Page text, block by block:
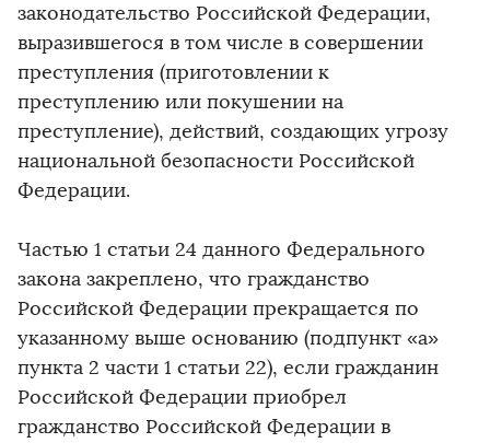
законодательство Российской Федерации,
выразившегося в том числе в совершении
преступления (приготовлении к
преступлению или покушении на
преступление), действий, создающих угрозу
национальной безопасности Российской
Федерации.
Частью 1 статьи 24 данного Федерального
закона закреплено, что гражданство
Российской Федерации прекращается по
указанному выше основанию (подпункт «а»
пункта 2 части 1 статьи 22), если гражданин
Российской Федерации приобрел
гражданство Российской Федерации в